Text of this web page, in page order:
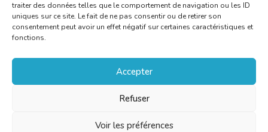
traiter des données telles que le comportement de navigation ou les ID
uniques sur ce site. Le fait de ne pas consentir ou de retirer son
consentement peut avoir un effet négatif sur certaines caractéristiques et
fonctions.
Accepter
Refuser
Voir les préférences